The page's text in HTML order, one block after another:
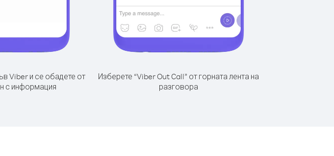
Viber и се обадете от
с информация
Изберете “Viber Out Call” от горната лента на
разговора